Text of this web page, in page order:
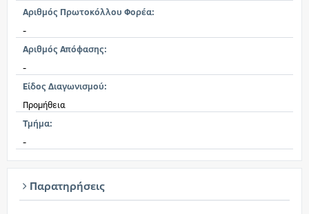
Αριθμός Πρωτοκόλλου Φορέα:
-
Αριθμός Απόφασης:
-
Είδος Διαγωνισμού:
Προμήθεια
Τμήμα:
-
Παρατηρήσεις